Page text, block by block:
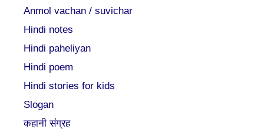
Anmol vachan / suvichar
Hindi notes
Hindi paheliyan
Hindi poem
Hindi stories for kids
Slogan
कहानी संग्रह